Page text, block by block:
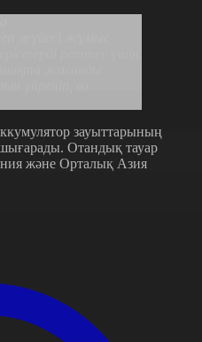
зауыттарының
Отандық тауар
және Орталық Азия